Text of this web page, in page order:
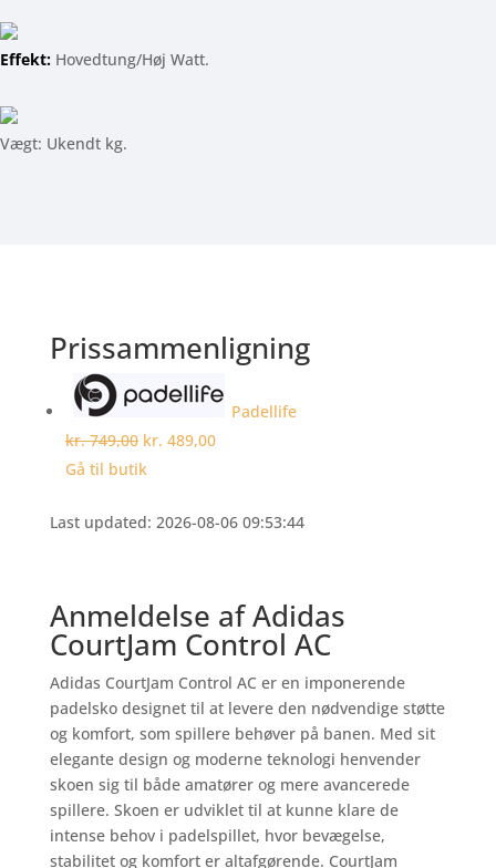
Effekt: Hovedtung/Høj Watt.
Vægt: Ukendt kg.
Prissammenligning
Padellife
kr. 749,00 kr. 489,00
Gå til butik
Last updated: 2026-08-06 09:53:44
Anmeldelse af Adidas
CourtJam Control AC
Adidas CourtJam Control AC er en imponerende
padelsko designet til at levere den nødvendige støtte
og komfort, som spillere behøver på banen. Med sit
elegante design og moderne teknologi henvender
skoen sig til både amatører og mere avancerede
spillere. Skoen er udviklet til at kunne klare de
intense behov i padelspillet, hvor bevægelse,
stabilitet og komfort er altafgørende. CourtJam